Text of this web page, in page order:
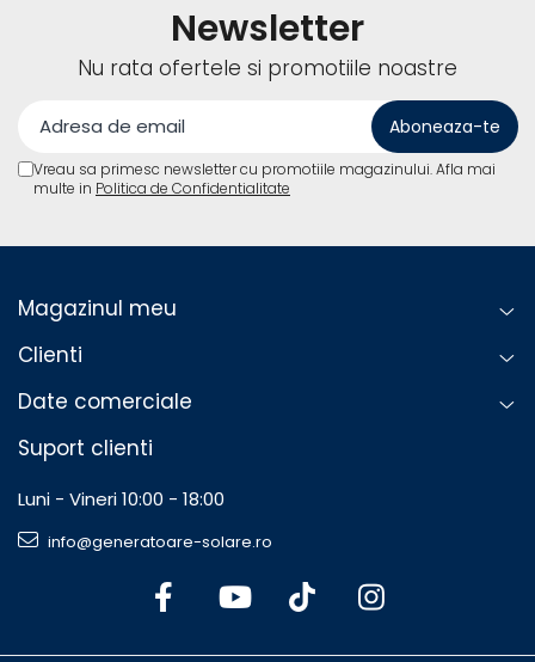
Newsletter
Nu rata ofertele si promotiile noastre
Vreau sa primesc newsletter cu promotiile magazinului. Afla mai
multe in Politica de Confidentialitate
Magazinul meu
Clienti
Date comerciale
Suport clienti
Luni - Vineri 10:00 - 18:00
info@generatoare-solare.ro